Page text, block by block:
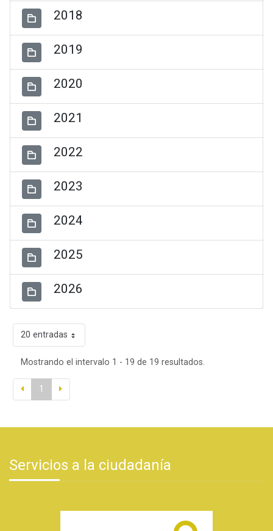
2018
2019
2020
2021
2022
2023
2024
2025
2026
20 entradas
Mostrando el intervalo 1 - 19 de 19 resultados.
1
Servicios a la ciudadanía